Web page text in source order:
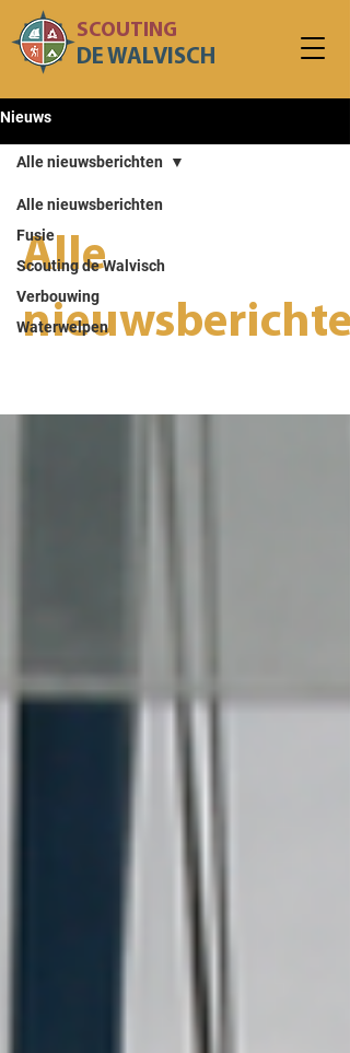
SCOUTING
DE WALVISCH
Nieuws
Alle nieuwsberichten
Fusie
Scouting de Walvisch
Verbouwing
Waterwelpen
Alle nieuwsberichten
Alle